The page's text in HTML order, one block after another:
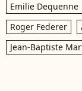
Emilie Dequenne
Roger Federer
Jean-Baptiste